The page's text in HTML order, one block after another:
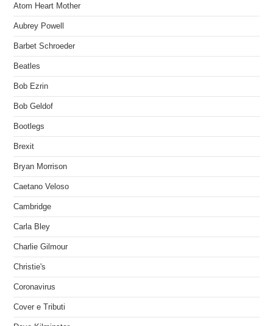
Atom Heart Mother
Aubrey Powell
Barbet Schroeder
Beatles
Bob Ezrin
Bob Geldof
Bootlegs
Brexit
Bryan Morrison
Caetano Veloso
Cambridge
Carla Bley
Charlie Gilmour
Christie's
Coronavirus
Cover e Tributi